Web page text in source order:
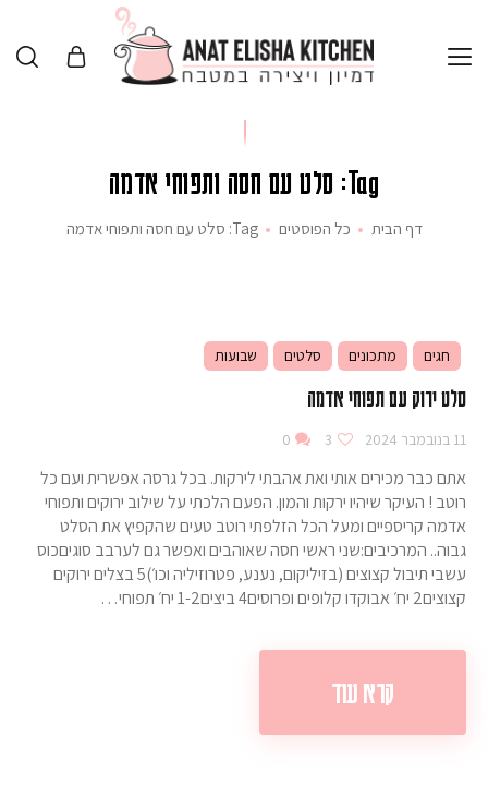
Tag: סלט עם חסה ותפוחי אדמה
דף הבית כל הפוסטים Tag: סלט עם חסה ותפוחי אדמה
חגים מתכונים סלטים שבועות
סלט ירוק עם תפוחי אדמה
11 בנובמבר 2024 3
0
אתם כבר מכירים אותי ואת אהבתי לירקות. בכל גרסה אפשרית ועם כל
רוטב ! העיקר שיהיו ירקות והמון. הפעם הלכתי על שילוב ירוקים ותפוחי
אדמה קריספיים ומעל הכל הזלפתי רוטב טעים שהקפיץ את הסלט
גבוה.. המרכיבים:שני ראשי חסה שאוהבים ואפשר גם לערבב סוגיםכוס
עשבי תיבול קצוצים (בזיליקום, נענע, פטרוזיליה וכו׳)5 בצלים ירוקים
קצוצים2 יח׳ אבוקדו קלופים ופרוסים4 ביצים1-2 יח׳ תפוחי…
קרא עוד